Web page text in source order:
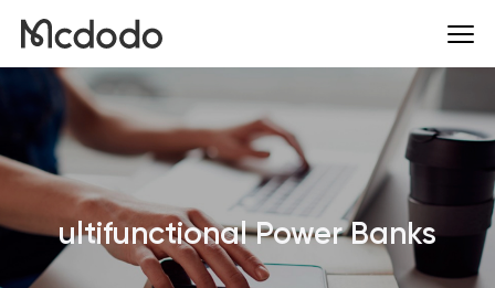
ultifunctional Power Banks